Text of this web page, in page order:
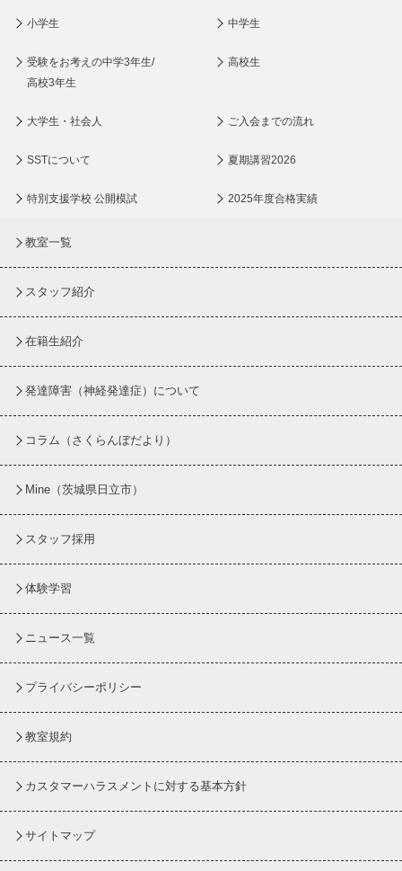
小学生 中学生
受験をお考えの中学3年生/
高校3年生
高校生
大学生・社会人 ご入会までの流れ
SSTについて 夏期講習2026
特別支援学校 公開模試 2025年度合格実績
教室一覧
スタッフ紹介
在籍生紹介
発達障害（神経発達症）について
コラム （さくらんぼだより）
Mine（茨城県日立市）
スタッフ採用
体験学習
ニュース一覧
プライバシーポリシー
教室規約
カスタマーハラスメントに対する基本方針
サイトマップ